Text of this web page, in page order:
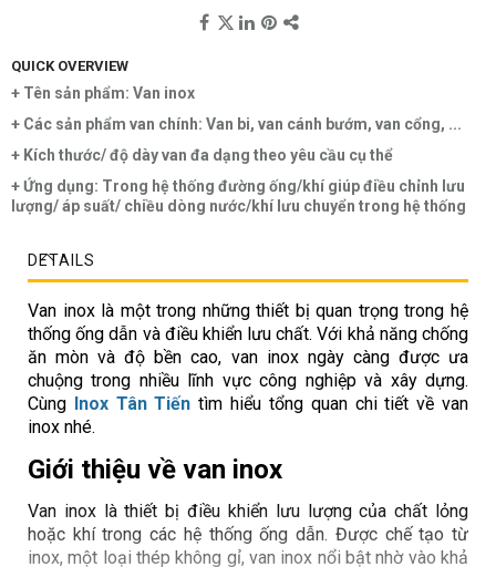
QUICK OVERVIEW
+ Tên sản phẩm: Van inox
+ Các sản phẩm van chính: Van bi, van cánh bướm, van cổng, ...
+ Kích thước/ độ dày van đa dạng theo yêu cầu cụ thể
+ Ứng dụng: Trong hệ thống đường ống/khí giúp điều chỉnh lưu
lượng/ áp suất/ chiều dòng nước/khí lưu chuyển trong hệ thống
DETAILS
Van inox là một trong những thiết bị quan trọng trong hệ
thống ống dẫn và điều khiển lưu chất. Với khả năng chống
ăn mòn và độ bền cao, van inox ngày càng được ưa
chuộng trong nhiều lĩnh vực công nghiệp và xây dựng.
Cùng
Inox Tân Tiến tìm hiểu tổng quan chi tiết về van
inox nhé.
Giới thiệu về van inox
Van inox là thiết bị điều khiển lưu lượng của chất lỏng
hoặc khí trong các hệ thống ống dẫn. Được chế tạo từ
inox, một loại thép không gỉ, van inox nổi bật nhờ vào khả